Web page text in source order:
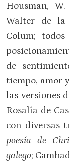
Housman,
Walter de la
Colum;
de
tiempo, amor
las versiones
Rosalía de
con diversas
poesía de
galego;